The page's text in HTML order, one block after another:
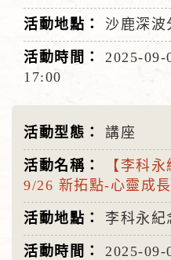
沙鹿深波
2025-09-
17:00
講座
【李科
9/26 新拓點-心靈成
李科永紀
2025-09-